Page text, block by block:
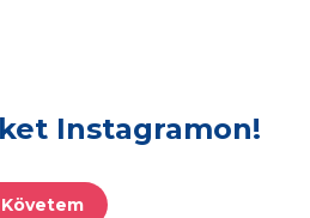
Instagramon!
Követem